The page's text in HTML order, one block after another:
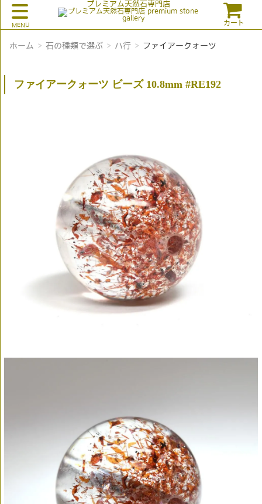
プレミアム天然石専門店
カート
ホーム 石の種類で選ぶ ハ行 ファイアークォーツ
ファイアークォーツ ビーズ 10.8mm #RE192